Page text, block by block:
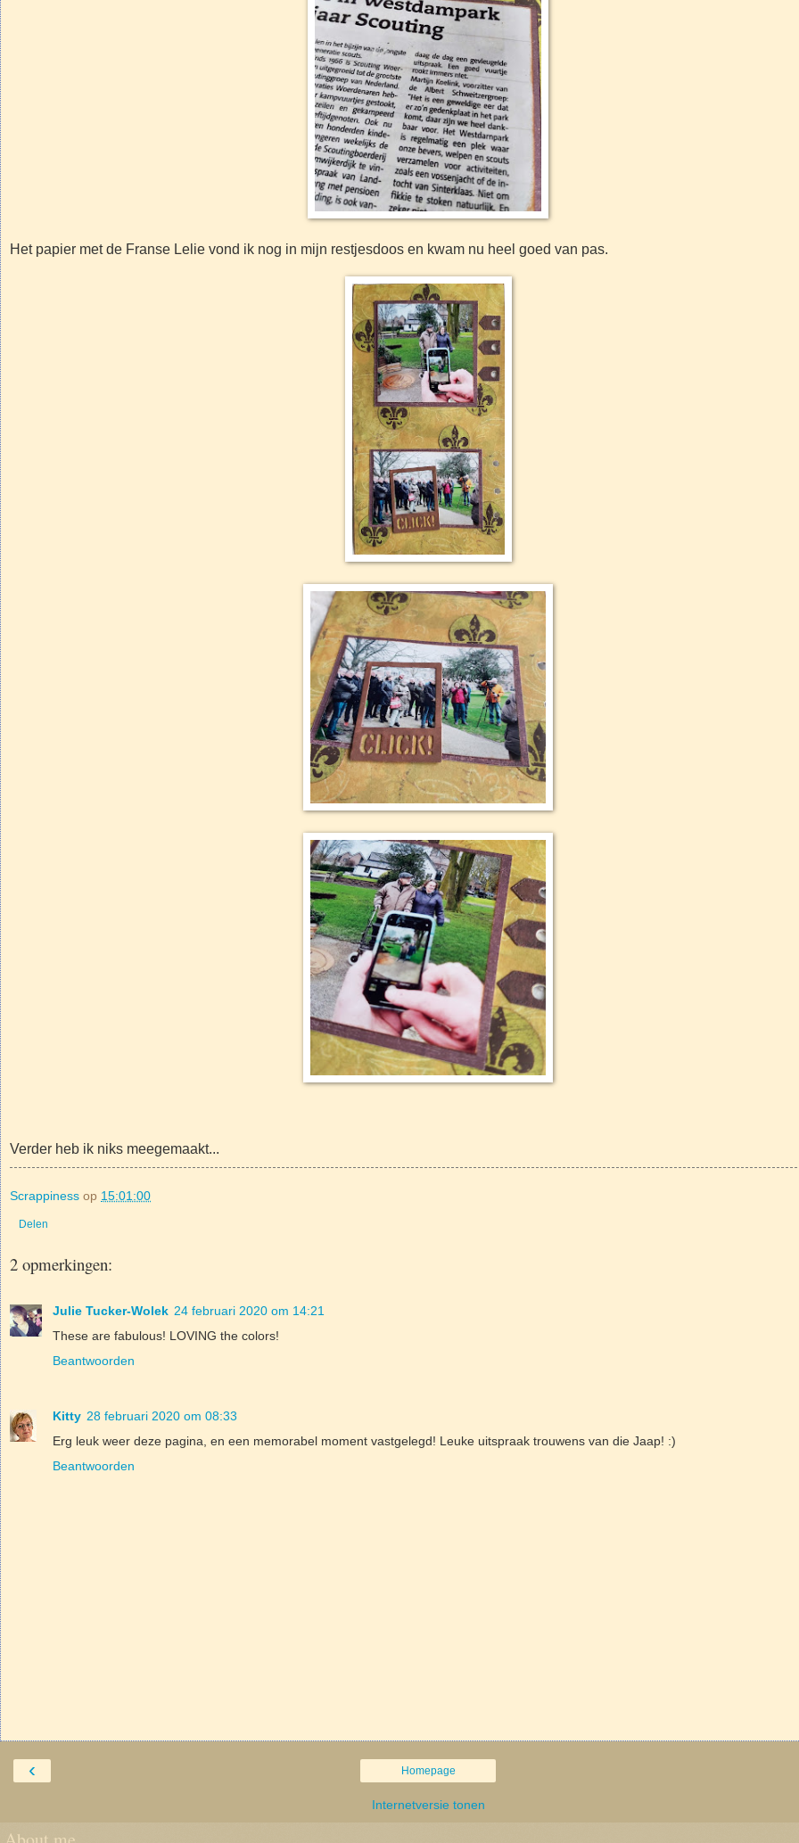
Het papier met de Franse Lelie vond ik nog in mijn restjesdoos en kwam nu heel goed van pas.
Verder heb ik niks meegemaakt...
Scrappiness op 15:01:00
Delen
2 opmerkingen:
Julie Tucker-Wolek 24 februari 2020 om 14:21
These are fabulous! LOVING the colors!
Beantwoorden
Kitty 28 februari 2020 om 08:33
Erg leuk weer deze pagina, en een memorabel moment vastgelegd! Leuke uitspraak trouwens van die Jaap! :)
Beantwoorden
‹ Homepage
Internetversie tonen